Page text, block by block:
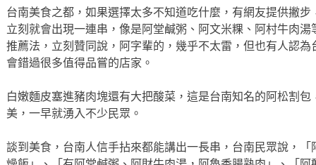
台南美食之都，如果選擇太多不知道吃什麼，有網友提供撇
立刻就會出現一連串，像是阿堂鹹粥、阿文米粿、阿村牛肉
推薦法，立刻贊同說，阿字輩的，幾乎不太雷，但也有人認
會錯過很多值得品嘗的店家。
白嫩麵皮塞進豬肉塊還有大把酸菜，這是台南知名的阿松割
美，一早就湧入不少民眾。
談到美食，台南人信手拈來都能講出一長串，台南民眾說，